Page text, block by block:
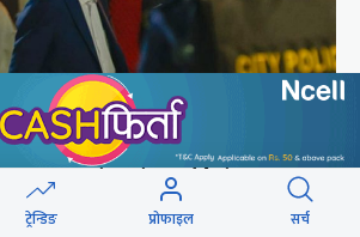
२६ गते स्वदेश फर्किने
ट्रेन्डिङ प्रोफाइल सर्च